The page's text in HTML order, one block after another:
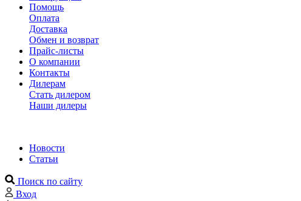
Помощь
Оплата
Доставка
Обмен и возврат
Прайс-листы
О компании
Контакты
Дилерам
Стать дилером
Наши дилеры
Новости
Статьи
Поиск по сайту
Вход